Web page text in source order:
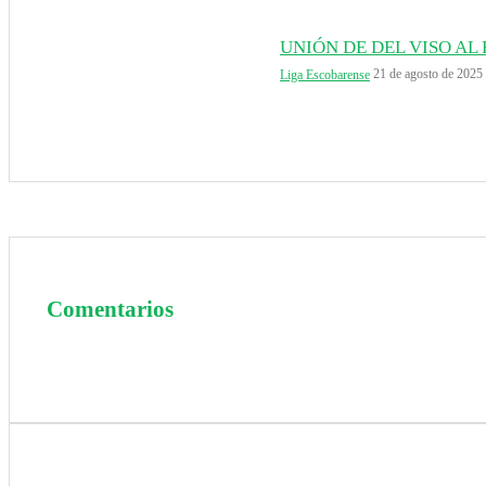
UNIÓN DE DEL VISO AL
Liga Escobarense 21 de agosto de 2025
Comentarios